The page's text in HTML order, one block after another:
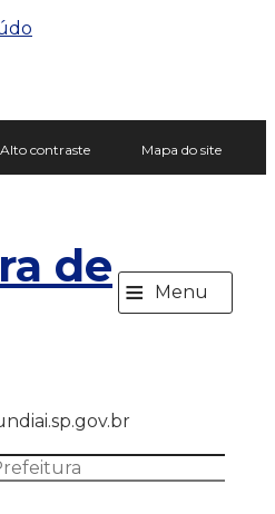
Alto contraste Mapa do site
de ≡ Menu